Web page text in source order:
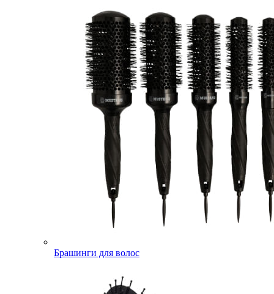
Брашинги для волос